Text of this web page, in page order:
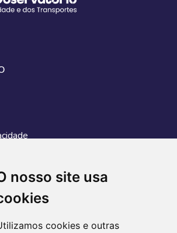
nosso site usa
cookies e outras